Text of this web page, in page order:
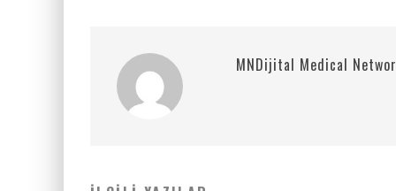
MNDijital Medical